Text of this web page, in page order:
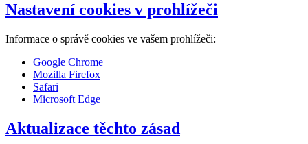
Nastavení cookies v prohlížeči
Informace o správě cookies ve vašem prohlížeči:
Google Chrome
Mozilla Firefox
Safari
Microsoft Edge
Aktualizace těchto zásad